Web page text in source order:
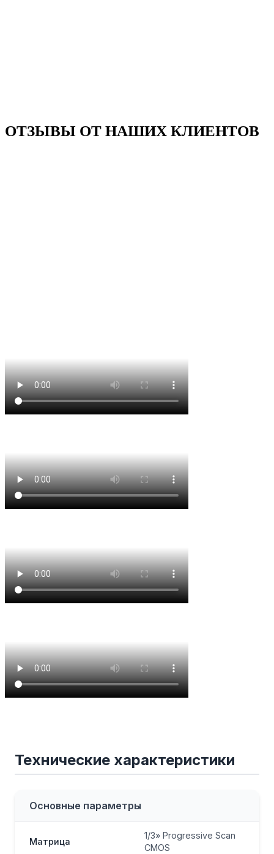
ОТЗЫВЫ ОТ НАШИХ КЛИЕНТОВ
Технические характеристики
Основные параметры
Матрица
1/3» Progressive Scan
CMOS